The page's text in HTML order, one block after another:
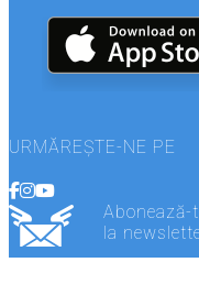
URMĂREȘTE-NE PE
Abonează-
la